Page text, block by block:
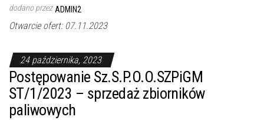
dodano przez ADMIN2
Otwarcie ofert: 07.11.2023
24 października, 2023
Postępowanie Sz.S.P.O.O.SZPiGM
ST/1/2023 – sprzedaż zbiorników
paliwowych